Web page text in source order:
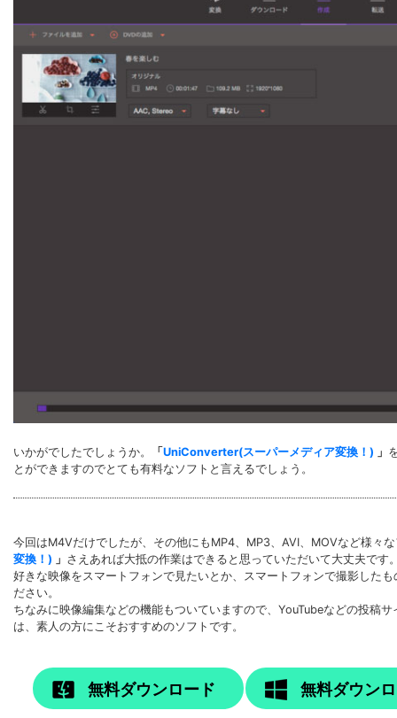
いかがでしたでしょうか。 「 UniConverter(スーパーメディア変換！) 」
とができますのでとても有料なソフトと言えるでしょう。
今回はM4Vだけでしたが、その他にもMP4、MP3、AVI、MOVなど様々
変換！) 」 さえあれば大抵の作業はできると思っていただいて大丈夫です
好きな映像をスマートフォンで見たいとか、スマートフォンで撮影した
ださい。
ちなみに映像編集などの機能もついていますので、YouTubeなどの投稿
は、素人の方にこそおすすめのソフトです。
無料ダウンロード 無料ダウン